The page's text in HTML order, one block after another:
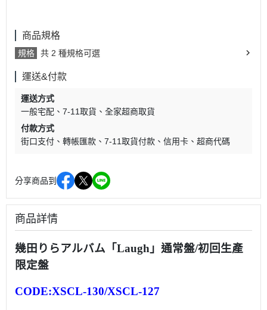
商品規格
規格 共 2 種規格可選
運送&付款
運送方式
一般宅配
7-11取貨
全家超商取貨
付款方式
街口支付
轉帳匯款 7-11取貨付款 信用卡 超商代碼
分享商品到
商品詳情
幾田りらアルバム「Laugh」通常盤/初回生產
限定盤
CODE:XSCL-130/XSCL-127